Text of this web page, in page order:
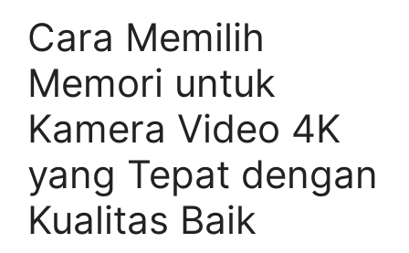
Cara Memilih
Memori untuk
Kamera Video 4K
yang Tepat dengan
Kualitas Baik